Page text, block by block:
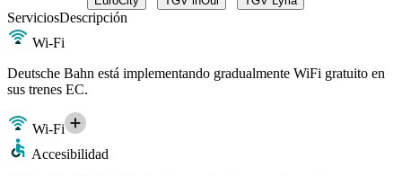
ServiciosDescripción
Wi-Fi
Deutsche Bahn está implementando gradualmente WiFi gratuito en
sus trenes EC.
Wi-Fi
Accesibilidad